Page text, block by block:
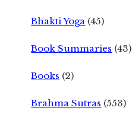
Bhakti Yoga (45)
Book Summaries (43)
Books (2)
Brahma Sutras (553)